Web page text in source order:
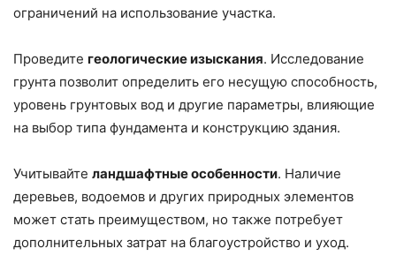
ограничений на использование участка.
Проведите геологические изыскания. Исследование
грунта позволит определить его несущую способность,
уровень грунтовых вод и другие параметры, влияющие
на выбор типа фундамента и конструкцию здания.
Учитывайте ландшафтные особенности. Наличие
деревьев, водоемов и других природных элементов
может стать преимуществом, но также потребует
дополнительных затрат на благоустройство и уход.